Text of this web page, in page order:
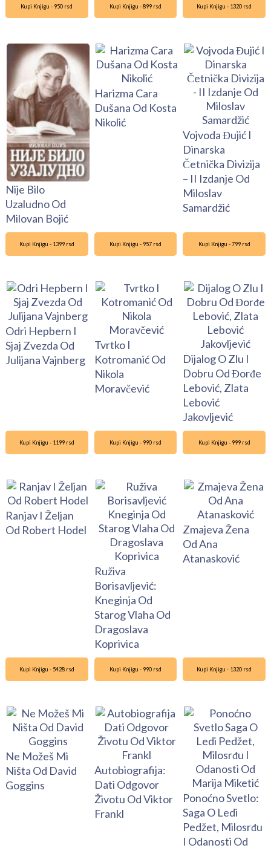
Kupi Knjigu - 950 rsd
Nije Bilo
Uzaludno Od
Milovan Bojić
Kupi Knjigu - 899 rsd
Harizma Cara
Dušana Od Kosta
Nikolić
Kupi Knjigu - 1320 rsd
Vojvoda Đujić I
Dinarska
Četnička Divizija
– II Izdanje Od
Miloslav
Samardžić
Kupi Knjigu - 1399 rsd
Odri Hepbern I
Sjaj Zvezda Od
Julijana Vajnberg
Kupi Knjigu - 957 rsd
Tvrtko I
Kotromanić Od
Nikola
Moravčević
Kupi Knjigu - 799 rsd
Dijalog O Zlu I
Dobru Od Đorđe
Lebović, Zlata
Lebović
Jakovljević
Kupi Knjigu - 1199 rsd
Ranjav I Željan
Od Robert Hodel
Kupi Knjigu - 990 rsd
Ruživa
Borisavljević:
Kneginja Od
Starog Vlaha Od
Dragoslava
Koprivica
Kupi Knjigu - 999 rsd
Zmajeva Žena
Od Ana
Atanasković
Kupi Knjigu - 5428 rsd
Ne Možeš Mi
Ništa Od David
Goggins
Kupi Knjigu - 990 rsd
Autobiografija:
Dati Odgovor
Životu Od Viktor
Frankl
Kupi Knjigu - 1320 rsd
Ponoćno Svetlo:
Saga O Ledi
Pedžet, Milosrđu
I Odanosti Od